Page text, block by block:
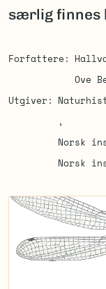
særlig finnes
Forfattere
Ove
Utgiver
Norsk
Norsk